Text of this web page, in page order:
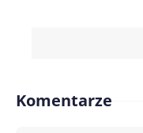
Komentarze